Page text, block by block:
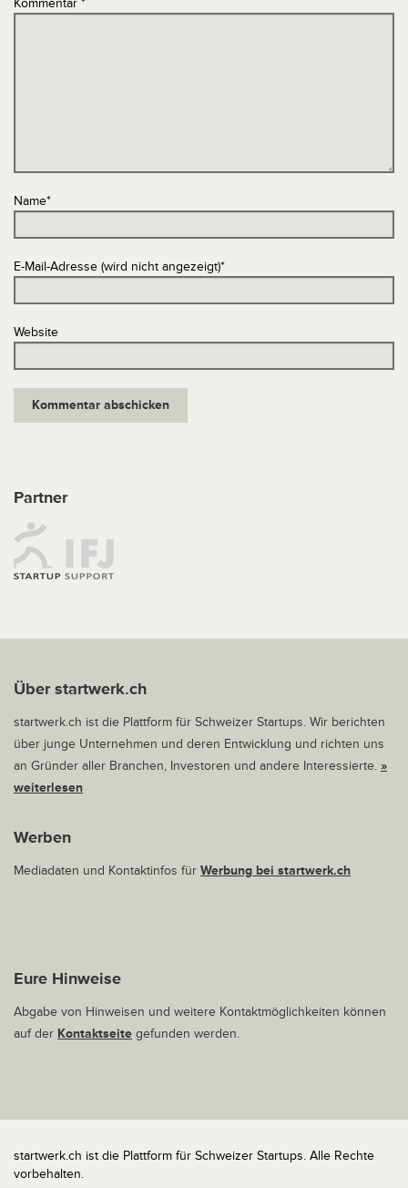
Name*
E-Mail-Adresse (wird nicht angezeigt)*
Website
Partner
Über startwerk.ch
startwerk.ch ist die Plattform für Schweizer Startups. Wir berichten
über junge Unternehmen und deren Entwicklung und richten uns
an Gründer aller Branchen, Investoren und andere Interessierte. »
weiterlesen
Werben
Mediadaten und Kontaktinfos für Werbung bei startwerk.ch
Eure Hinweise
Abgabe von Hinweisen und weitere Kontaktmöglichkeiten können
auf der Kontaktseite gefunden werden.
startwerk.ch ist die Plattform für Schweizer Startups. Alle Rechte
vorbehalten.